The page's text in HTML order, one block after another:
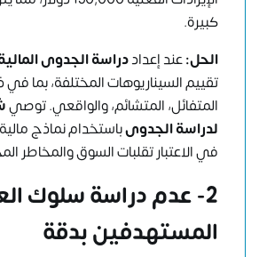
كبيرة.
الحل:عند إعداددراسة الجدوى
تقييم السيناريوهات المختلفة، بما في
المتفائل، المتشائم، والواقعي. توصي
لدراسة الجدوىباستخدام نماذج
في الاعتبار تقلبات السوق والمخاطر
2- عدم دراسة سلوك
المستهدفين بدقة